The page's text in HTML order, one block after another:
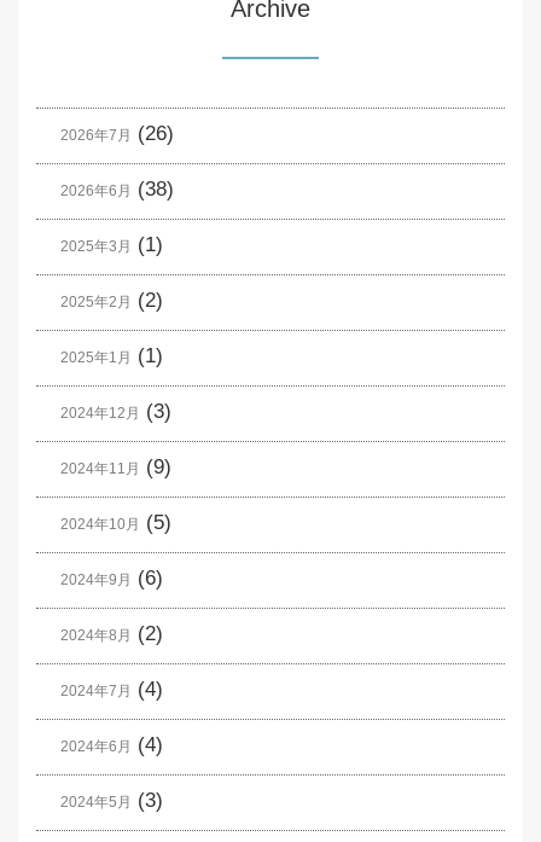
Archive
2026年7月 (26)
2026年6月 (38)
2025年3月 (1)
2025年2月 (2)
2025年1月 (1)
2024年12月 (3)
2024年11月 (9)
2024年10月 (5)
2024年9月 (6)
2024年8月 (2)
2024年7月 (4)
2024年6月 (4)
2024年5月 (3)